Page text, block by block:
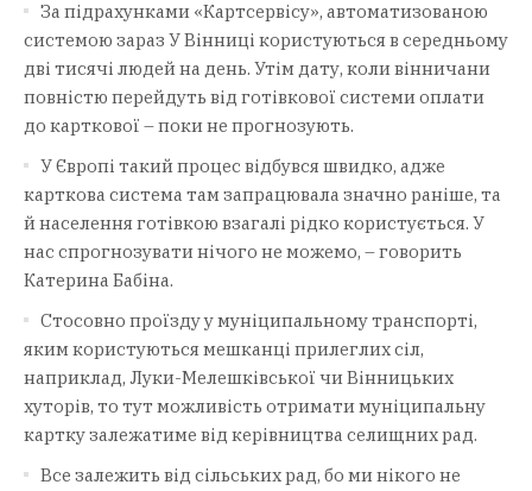
За підрахунками «Картсервісу», автоматизованою
системою зараз У Вінниці користуються в середньому
дві тисячі людей на день. Утім дату, коли вінничани
повністю перейдуть від готівкової системи оплати
до карткової – поки не прогнозують.
У Європі такий процес відбувся швидко, адже
карткова система там запрацювала значно раніше, та
й населення готівкою взагалі рідко користується. У
нас спрогнозувати нічого не можемо, – говорить
Катерина Бабіна.
Стосовно проїзду у муніципальному транспорті,
яким користуються мешканці прилеглих сіл,
наприклад, Луки-Мелешківської чи Вінницьких
хуторів, то тут можливість отримати муніципальну
картку залежатиме від керівництва селищних рад.
Все залежить від сільських рад, бо ми нікого не